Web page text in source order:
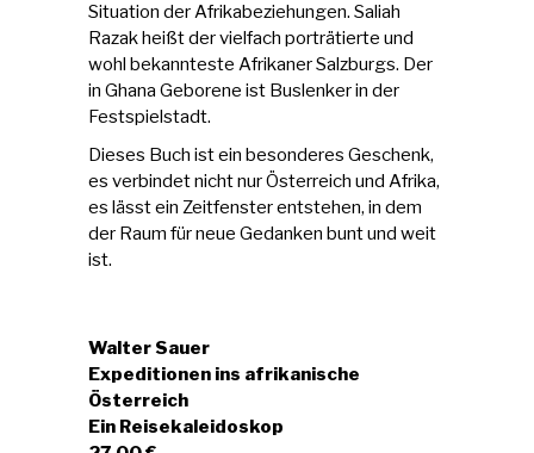
Situation der Afrikabeziehungen. Saliah
Razak heißt der vielfach porträtierte und
wohl bekannteste Afrikaner Salzburgs. Der
in Ghana Geborene ist Buslenker in der
Festspielstadt.
Dieses Buch ist ein besonderes Geschenk,
es verbindet nicht nur Österreich und Afrika,
es lässt ein Zeitfenster entstehen, in dem
der Raum für neue Gedanken bunt und weit
ist.
Walter Sauer
Expeditionen ins afrikanische
Österreich
Ein Reisekaleidoskop